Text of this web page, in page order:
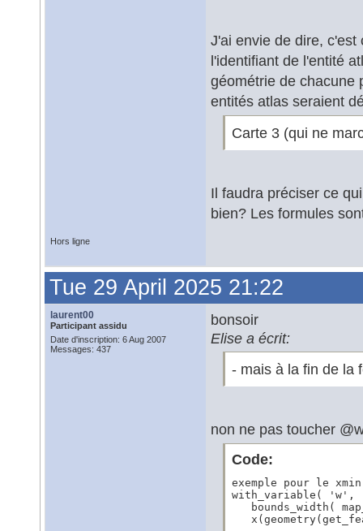
J'ai envie de dire, c'est
l'identifiant de l'entité
géométrie de chacune
entités atlas seraient
Carte 3 (qui ne
Il faudra préciser ce
bien? Les formules
Hors ligne
Tue 29 April 2025 21:22
laurent00
Participant assidu
Date d'inscription: 6 Aug 2007
Messages: 437
bonsoir
Elise a écrit:
- mais à la fin de la
non ne pas toucher
Code:
exemple pour le
with_variable( 'w',
bounds_width(